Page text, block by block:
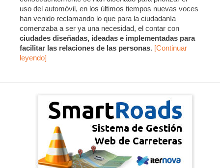
uso del automóvil, en los últimos tiempos nuevas voces
han venido reclamando lo que para la ciudadanía
comenzaba a ser ya una necesidad, el contar con
ciudades diseñadas, ideadas e implementadas para
facilitar las relaciones de las personas. [Continuar
leyendo]